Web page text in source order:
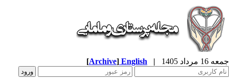
جمعه 16 مرداد 1405 |
English
[Archive]